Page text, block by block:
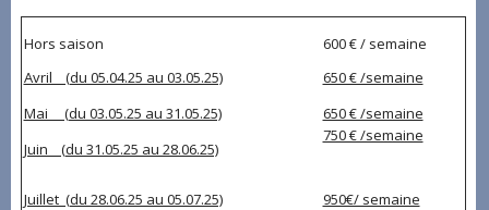
Hors saison
Avril (du 05.04.25 au 03.05.25)
600 € / semaine
650 € /semaine
Mai (du 03.05.25 au 31.05.25)
650 € /semaine
Juin (du 31.05.25 au 28.06.25)
750 € /semaine
Juillet (du 28.06.25 au 05.07.25)
950€/ semaine